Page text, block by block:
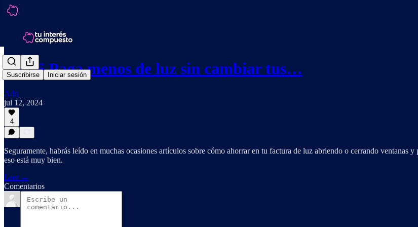
Suscribirse Iniciar sesión
T2-06 Paga menos de luz sin cambiar tus…
Adri
jul 12, 2024
4
Seguramente, habrás leído en muchas ocasiones artículos sobre cómo ahorrar en tu factura de luz abriendo o cerrando
eso está muy bien.
Leer →
Comentarios